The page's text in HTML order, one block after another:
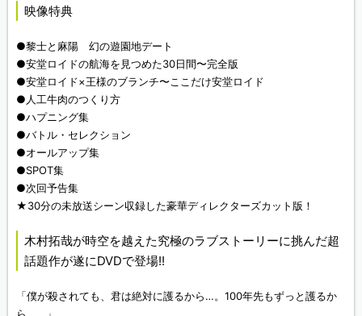
映像特典
●黎士と麻陽 幻の遊園地デート
●安堂ロイドの航海を見つめた30日間〜完全版
●安堂ロイド×王様のブランチ〜ここだけ安堂ロイド
●人工牛肉のつくり方
●ハプニング集
●バトル・セレクション
●オールアップ集
●SPOT集
●次回予告集
★30分の未放送シーン収録した豪華ディレクターズカット版！
木村拓哉が時空を越えた究極のラブストーリーに挑んだ超
話題作が遂にDVDで登場!!
「僕が殺されても、君は絶対に護るから…。100年先もずっと護るか